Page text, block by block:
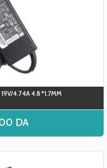
19V/4.74A 4.8*1.7MM
DA